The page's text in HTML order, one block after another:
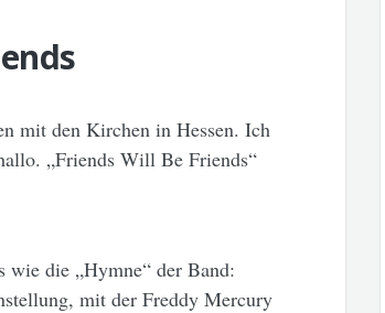
mit den Kirchen in Hessen. Ich
„Friends Will Be Friends“
wie die „Hymne“ der Band:
mit der Freddy Mercury